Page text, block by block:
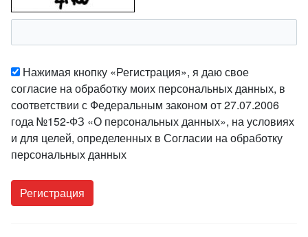
Нажимая кнопку «Регистрация», я даю свое
согласие на обработку моих персональных данных, в
соответствии с Федеральным законом от 27.07.2006
года №152-ФЗ «О персональных данных», на условиях
и для целей, определенных в Согласии на обработку
персональных данных